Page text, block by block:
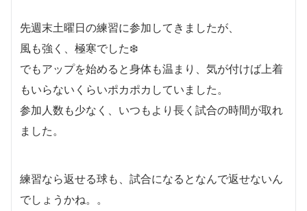
先週末土曜日の練習に参加してきましたが、
風も強く、極寒でした❄️
でもアップを始めると身体も温まり、気が付けば上着
もいらないくらいポカポカしていました。
参加人数も少なく、いつもより長く試合の時間が取れ
ました。
練習なら返せる球も、試合になるとなんで返せないん
でしょうかね。。